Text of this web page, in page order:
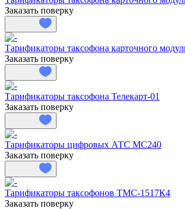
Заказать поверку
Тарификаторы таксофона карточного
Заказать поверку
Тарификаторы таксофона Телекарт-01
Заказать поверку
Тарификаторы цифровых АТС МС240
Заказать поверку
Тарификаторы таксофонов ТМС-1517К4
Заказать поверку